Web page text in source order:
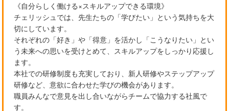
《自分らしく働ける×スキルアップできる環境》
チェリッシュでは、先生たちの「学びたい」という気持ちを大
切にしています。
それぞれの「好き」や「得意」を活かし「こうなりたい」とい
う未来への思いを受けとめて、スキルアップをしっかり応援し
ます。
本社での研修制度も充実しており、新人研修やステップアップ
研修など、意欲に合わせた学びの機会があります。
職員みんなで意見を出し合いながらチームで協力する社風で
す。